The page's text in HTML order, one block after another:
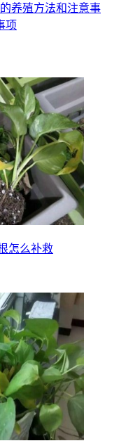
养殖方法和注意事
项
怎么补救